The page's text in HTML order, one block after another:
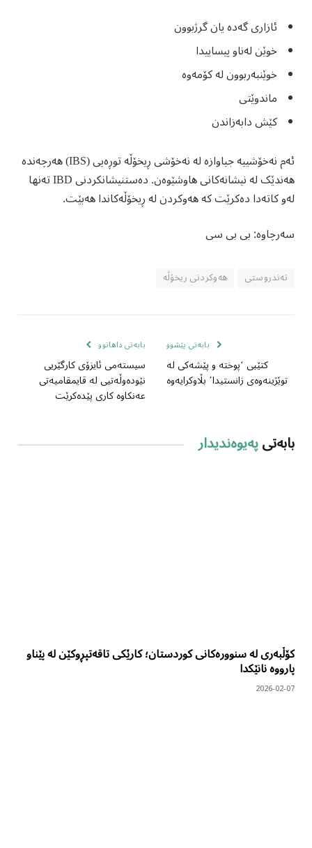
ئازاری گەدە یان گرژبوون
خوێن لەناو پیساییدا
خوێنبەربوون لە کۆمەوە
ماندوێتی
کێش دابەزاندن
ئەم نەخۆشییە جیاوازە لە نەخۆشی ڕیخۆڵە توڕەیی (IBS) هەرچەندە
هەندێک لە نیشانەکانی هاوشێوەن. دەستنیشانکردنی IBD تەنها
لەو کاتەدا دەکرێت کە هەوکردن لە ڕیخۆڵەکاندا هەبێت.
سەرچاوە: بی بی سی
تەندروستی هەوکردنی ریخۆڵە
بابەتی پێشوو
کتێبی ‘پوختە و پێشەکی لە
توێژینەوەی زانستیدا’ بڵاوکرایەوە
بابەتی داهاتوو
سیستەمی ئایزۆی کارگێریی
نێودەوڵەتیی لە قایمقامیەتی
عەنکاوە کاری پێدەکرێت
بابەتیپەیوەندیدار
کۆڵبەری لە سنوورەکانی کوردستان؛ کارێکی تاقەتپڕوکێن لە پێناو
پارووە نانێکدا
2026-02-07